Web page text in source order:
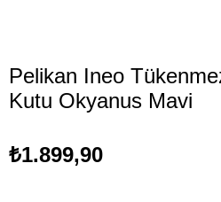
Pelikan Ineo
Kutu Okyanus Mavi
₺1.899,90